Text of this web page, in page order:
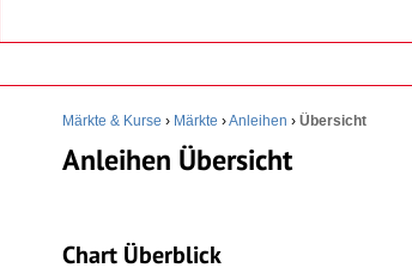
Märkte & Kurse › Märkte ›Anleihen › Übersicht
Anleihen Übersicht
Chart Überblick